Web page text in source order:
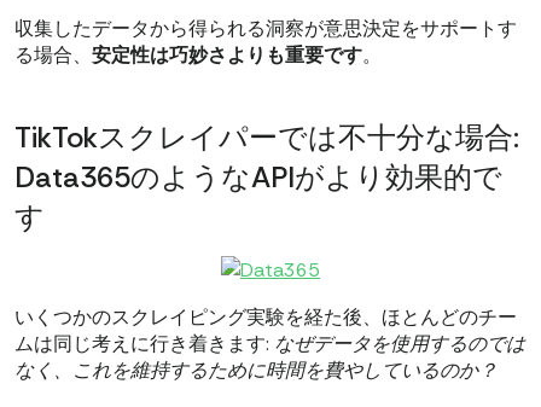
収集したデータから得られる洞察が意思決定をサポートす
る場合、 安定性は巧妙さよりも重要です。
TikTokスクレイパーでは不十分な場合:
Data365のようなAPIがより効果的で
す
いくつかのスクレイピング実験を経た後、ほとんどのチー
ムは同じ考えに行き着きます: なぜデータを使用するのでは
なく、これを維持するために時間を費やしているのか？